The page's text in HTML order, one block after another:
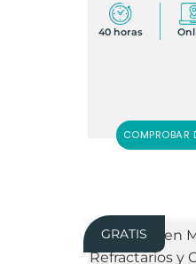
40 horas
COMPROBAR
GRATIS